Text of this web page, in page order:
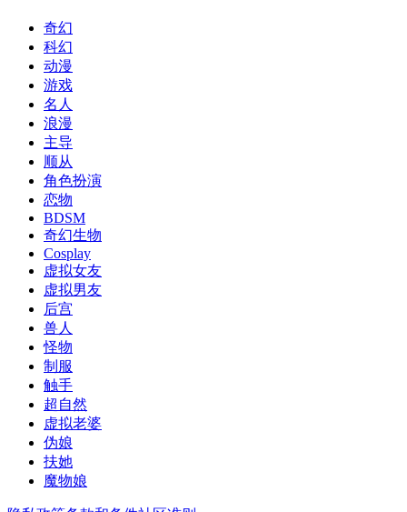
奇幻
科幻
动漫
游戏
名人
浪漫
主导
顺从
角色扮演
恋物
BDSM
奇幻生物
Cosplay
虚拟女友
虚拟男友
后宫
兽人
怪物
制服
触手
超自然
虚拟老婆
伪娘
扶她
魔物娘